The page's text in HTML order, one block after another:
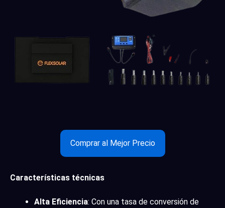
Comprar al Mejor Precio
Características técnicas
Alta Eficiencia: Con una tasa de conversión de